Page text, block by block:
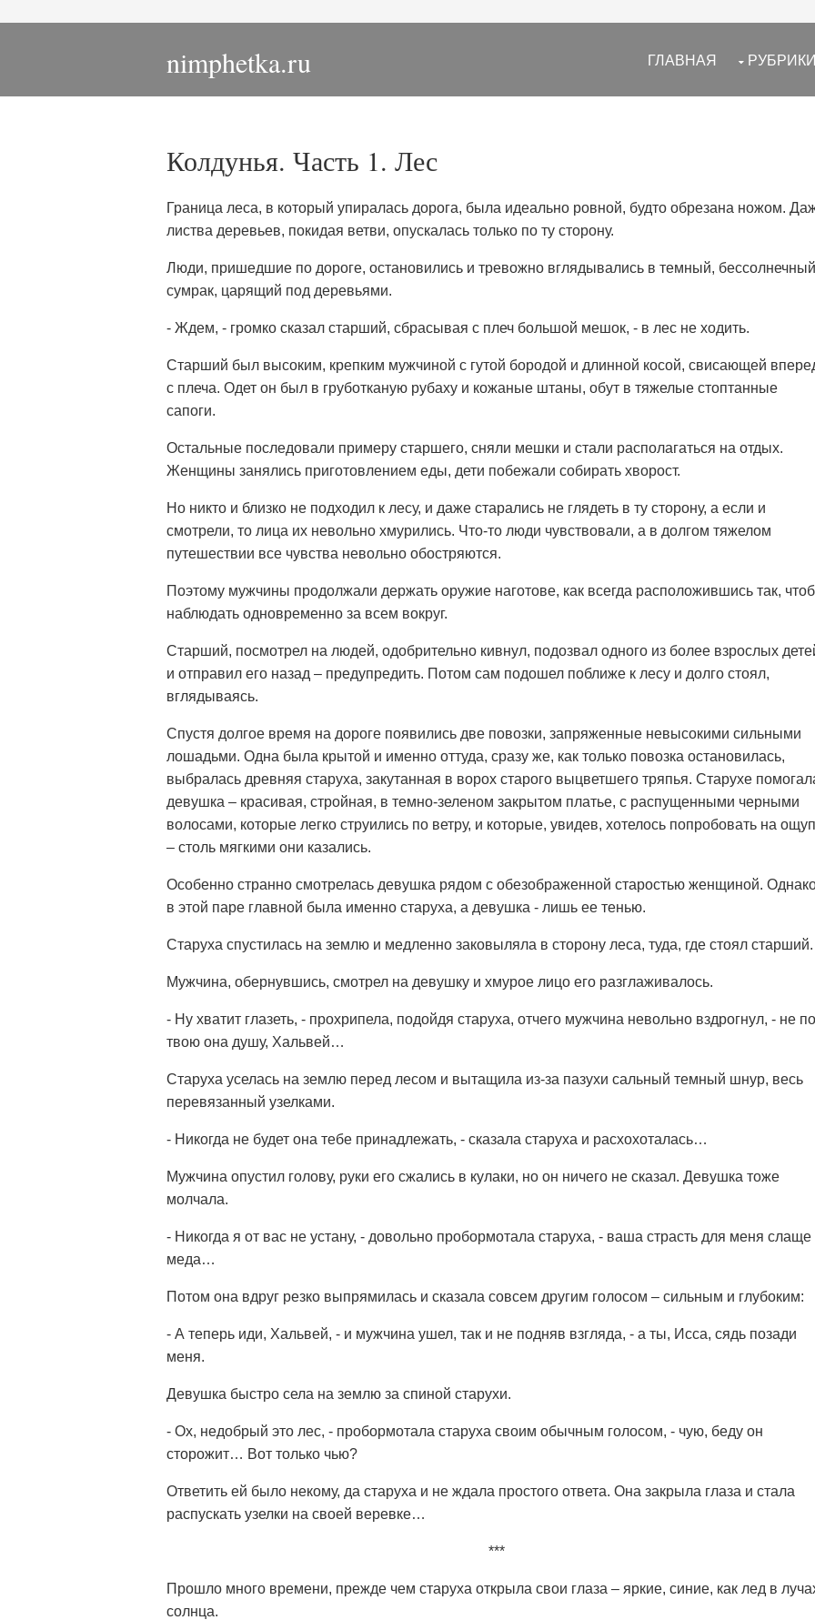
nimphetka.ru ГЛАВНАЯ
Колдунья. Часть 1. Лес
Граница леса, в который упиралась дорога, была идеально ровной, будто обрезана ножом.
листва деревьев, покидая ветви, опускалась только по ту сторону.
Люди, пришедшие по дороге, остановились и тревожно вглядывались в темный, бессолнечный
сумрак, царящий под деревьями.
- Ждем, - громко сказал старший, сбрасывая с плеч большой мешок, - в лес не ходить.
Старший был высоким, крепким мужчиной с гутой бородой и длинной косой, свисающей
с плеча. Одет он был в груботканую рубаху и кожаные штаны, обут в тяжелые стоптанные
сапоги.
Остальные последовали примеру старшего, сняли мешки и стали располагаться на отдых.
Женщины занялись приготовлением еды, дети побежали собирать хворост.
Но никто и близко не подходил к лесу, и даже старались не глядеть в ту сторону, а если и
смотрели, то лица их невольно хмурились. Что-то люди чувствовали, а в долгом тяжелом
путешествии все чувства невольно обостряются.
Поэтому мужчины продолжали держать оружие наготове, как всегда расположившись так,
наблюдать одновременно за всем вокруг.
Старший, посмотрел на людей, одобрительно кивнул, подозвал одного из более взрослых
и отправил его назад – предупредить. Потом сам подошел поближе к лесу и долго стоял,
вглядываясь.
Спустя долгое время на дороге появились две повозки, запряженные невысокими сильными
лошадьми. Одна была крытой и именно оттуда, сразу же, как только повозка остановилась,
выбралась древняя старуха, закутанная в ворох старого выцветшего тряпья. Старухе
девушка – красивая, стройная, в темно-зеленом закрытом платье, с распущенными черными
волосами, которые легко струились по ветру, и которые, увидев, хотелось попробовать на
– столь мягкими они казались.
Особенно странно смотрелась девушка рядом с обезображенной старостью женщиной.
в этой паре главной была именно старуха, а девушка - лишь ее тенью.
Старуха спустилась на землю и медленно заковыляла в сторону леса, туда, где стоял старший.
Мужчина, обернувшись, смотрел на девушку и хмурое лицо его разглаживалось.
- Ну хватит глазеть, - прохрипела, подойдя старуха, отчего мужчина невольно вздрогнул, - не по
твою она душу, Хальвей…
Старуха уселась на землю перед лесом и вытащила из-за пазухи сальный темный шнур, весь
перевязанный узелками.
- Никогда не будет она тебе принадлежать, - сказала старуха и расхохоталась…
Мужчина опустил голову, руки его сжались в кулаки, но он ничего не сказал. Девушка тоже
молчала.
- Никогда я от вас не устану, - довольно пробормотала старуха, - ваша страсть для меня слаще
меда…
Потом она вдруг резко выпрямилась и сказала совсем другим голосом – сильным и глубоким:
- А теперь иди, Хальвей, - и мужчина ушел, так и не подняв взгляда, - а ты, Исса, сядь позади
меня.
Девушка быстро села на землю за спиной старухи.
- Ох, недобрый это лес, - пробормотала старуха своим обычным голосом, - чую, беду он
сторожит… Вот только чью?
Ответить ей было некому, да старуха и не ждала простого ответа. Она закрыла глаза и стала
распускать узелки на своей веревке…
***
Прошло много времени, прежде чем старуха открыла свои глаза – яркие, синие, как лед в
солнца.